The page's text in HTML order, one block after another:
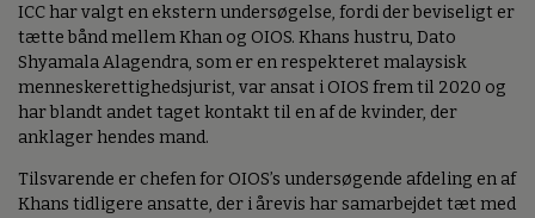
ICC har valgt en ekstern undersøgelse, fordi der beviseligt er
tætte bånd mellem Khan og OIOS. Khans hustru, Dato
Shyamala Alagendra, som er en respekteret malaysisk
menneskerettighedsjurist, var ansat i OIOS frem til 2020 og
har blandt andet taget kontakt til en af de kvinder, der
anklager hendes mand.
Tilsvarende er chefen for OIOS’s undersøgende afdeling en af
Khans tidligere ansatte, der i årevis har samarbejdet tæt med